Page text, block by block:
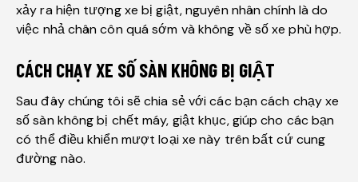
xảy ra hiện tượng xe bị giật, nguyên nhân chính là do
việc nhả chân côn quá sớm và không về số xe phù hợp.
CÁCH CHẠY XE SỐ SÀN KHÔNG BỊ GIẬT
Sau đây chúng tôi sẽ chia sẻ với các bạn cách chạy xe
số sàn không bị chết máy, giật khục, giúp cho các bạn
có thể điều khiển mượt loại xe này trên bất cứ cung
đường nào.